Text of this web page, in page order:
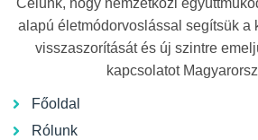
alapú életmódorvoslással segítsük a
visszaszorítását és új szintre
kapcsolatot
Főoldal
Rólunk